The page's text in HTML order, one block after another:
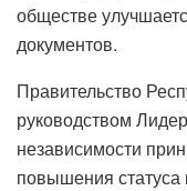
обществе
документов.
Правительство
руководством
независимости
повышения